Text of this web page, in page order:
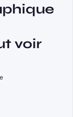
voir